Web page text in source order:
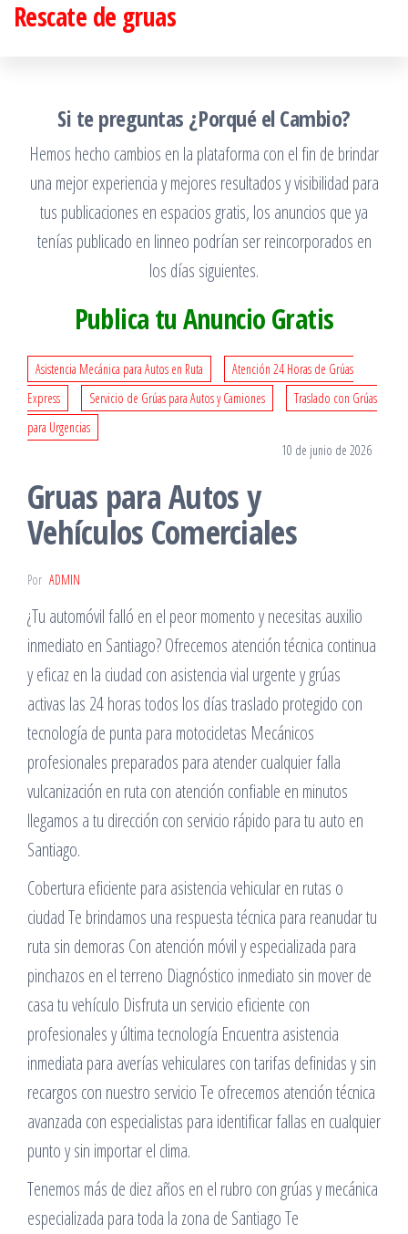
SaltarRescate de gruas
Si te preguntas ¿Porqué el Cambio?
Hemos hecho cambios en la plataforma con el fin de brindar
una mejor experiencia y mejores resultados y visibilidad para
tus publicaciones en espacios gratis, los anuncios que ya
tenías publicado en linneo podrían ser reincorporados en
los días siguientes.
Publica tu Anuncio Gratis
Asistencia Mecánica para Autos en Ruta
Atención 24 Horas de Grúas
Express
Servicio de Grúas para Autos y Camiones
Traslado con Grúas
para Urgencias
10 de junio de 2026
Gruas para Autos y
Vehículos Comerciales
Por ADMIN
¿Tu automóvil falló en el peor momento y necesitas auxilio
inmediato en Santiago? Ofrecemos atención técnica continua
y eficaz en la ciudad con asistencia vial urgente y grúas
activas las 24 horas todos los días traslado protegido con
tecnología de punta para motocicletas Mecánicos
profesionales preparados para atender cualquier falla
vulcanización en ruta con atención confiable en minutos
llegamos a tu dirección con servicio rápido para tu auto en
Santiago.
Cobertura eficiente para asistencia vehicular en rutas o
ciudad Te brindamos una respuesta técnica para reanudar tu
ruta sin demoras Con atención móvil y especializada para
pinchazos en el terreno Diagnóstico inmediato sin mover de
casa tu vehículo Disfruta un servicio eficiente con
profesionales y última tecnología Encuentra asistencia
inmediata para averías vehiculares con tarifas definidas y sin
recargos con nuestro servicio Te ofrecemos atención técnica
avanzada con especialistas para identificar fallas en cualquier
punto y sin importar el clima.
Tenemos más de diez años en el rubro con grúas y mecánica
especializada para toda la zona de Santiago Te